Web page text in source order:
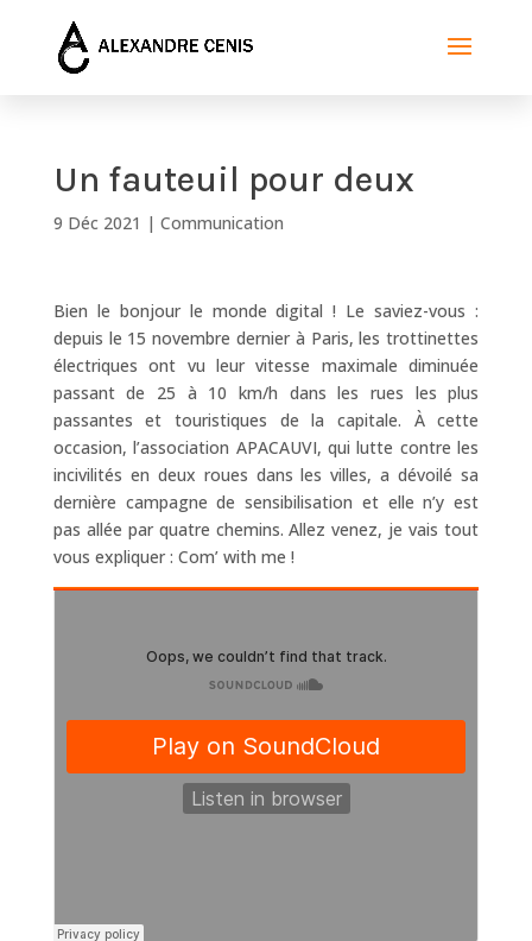
Un fauteuil pour deux
9 Déc 2021 | Communication
Bien le bonjour le monde digital ! Le saviez-vous :
depuis le 15 novembre dernier à Paris, les trottinettes
électriques ont vu leur vitesse maximale diminuée
passant de 25 à 10 km/h dans les rues les plus
passantes et touristiques de la capitale. À cette
occasion, l’association APACAUVI, qui lutte contre les
incivilités en deux roues dans les villes, a dévoilé sa
dernière campagne de sensibilisation et elle n’y est
pas allée par quatre chemins. Allez venez, je vais tout
vous expliquer : Com’ with me !